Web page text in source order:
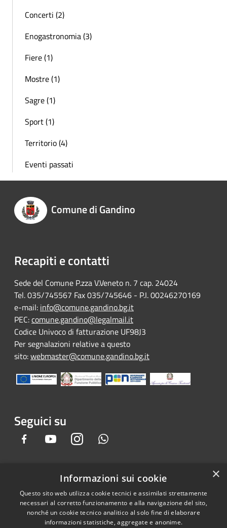
Concerti (2)
Enogastronomia (3)
Fiere (1)
Mostre (1)
Sagre (1)
Sport (1)
Territorio (4)
Eventi passati
Comune di Gandino
Recapiti e contatti
Sede del Comune P.zza V.Veneto n. 7 cap. 24024
Tel. 035/745567 Fax 035/745646 - P.I. 00246270169
e-mail: info@comune.gandino.bg.it
PEC:comune.gandino@legalmail.it
Codice Univoco di fatturazione UF98J3
Per segnalazioni relative a questo
sito:webmaster@comune.gandino.bg.it
Seguici su
Facebook YoutubeInstagram
RSS
Accessibilità
Privacy
Gandino • Powered by
Municipium•Accesso
redazione
×
Informazioni sui cookie
Questo sito web utilizza cookie tecnici e assimilati strettamente
necessari al corretto funzionamento e alla navigazione del sito,
nonché un cookie tecnico analitico al solo fine di elaborare
informazioni statistiche, aggregate e anonime.